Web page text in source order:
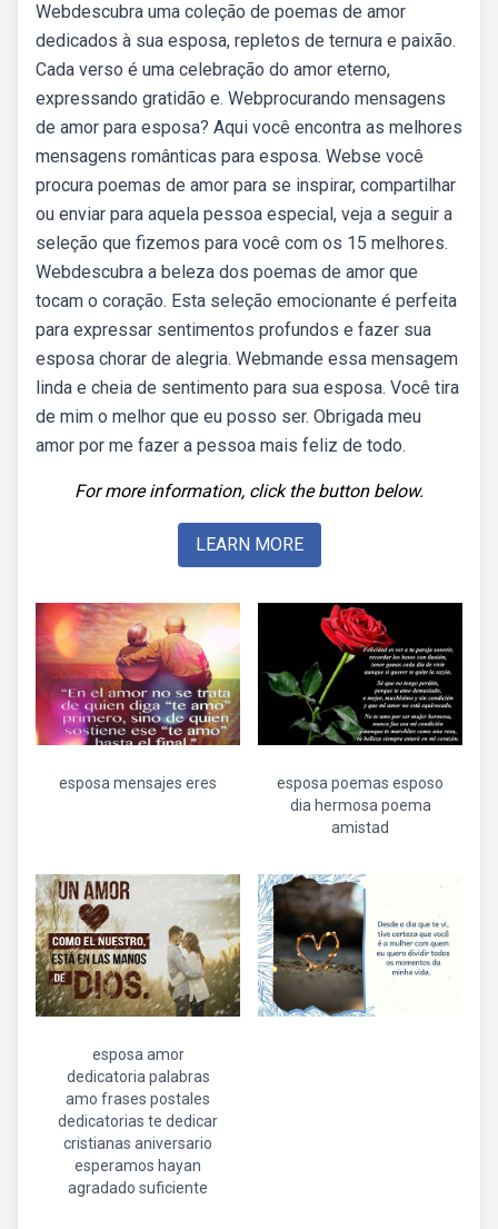
Webdescubra uma coleção de poemas de amor
dedicados à sua esposa, repletos de ternura e paixão.
Cada verso é uma celebração do amor eterno,
expressando gratidão e. Webprocurando mensagens
de amor para esposa? Aqui você encontra as melhores
mensagens românticas para esposa. Webse você
procura poemas de amor para se inspirar, compartilhar
ou enviar para aquela pessoa especial, veja a seguir a
seleção que fizemos para você com os 15 melhores.
Webdescubra a beleza dos poemas de amor que
tocam o coração. Esta seleção emocionante é perfeita
para expressar sentimentos profundos e fazer sua
esposa chorar de alegria. Webmande essa mensagem
linda e cheia de sentimento para sua esposa. Você tira
de mim o melhor que eu posso ser. Obrigada meu
amor por me fazer a pessoa mais feliz de todo.
For more information, click the button below.
LEARN MORE
esposa mensajes eres
esposa poemas esposo
dia hermosa poema
amistad
esposa amor
dedicatoria palabras
amo frases postales
dedicatorias te dedicar
cristianas aniversario
esperamos hayan
agradado suficiente